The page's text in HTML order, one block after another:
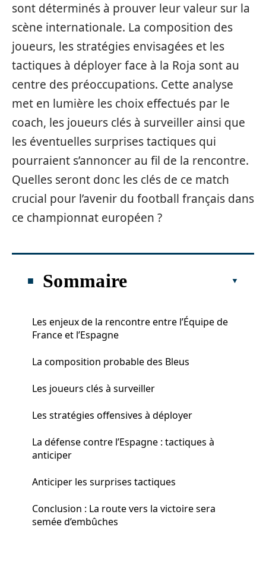
sont déterminés à prouver leur valeur sur la
scène internationale. La composition des
joueurs, les stratégies envisagées et les
tactiques à déployer face à la Roja sont au
centre des préoccupations. Cette analyse
met en lumière les choix effectués par le
coach, les joueurs clés à surveiller ainsi que
les éventuelles surprises tactiques qui
pourraient s’annoncer au fil de la rencontre.
Quelles seront donc les clés de ce match
crucial pour l’avenir du football français dans
ce championnat européen ?
Sommaire
Les enjeux de la rencontre entre l’Équipe de
France et l’Espagne
La composition probable des Bleus
Les joueurs clés à surveiller
Les stratégies offensives à déployer
La défense contre l’Espagne : tactiques à
anticiper
Anticiper les surprises tactiques
Conclusion : La route vers la victoire sera
semée d’embûches